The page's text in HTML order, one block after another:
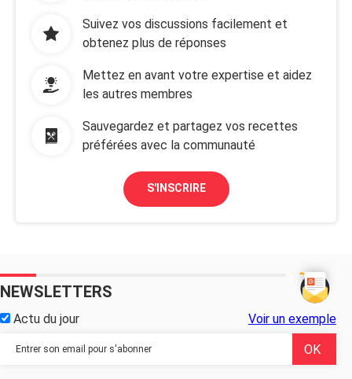
Suivez vos discussions facilement et
obtenez plus de réponses
Mettez en avant votre expertise et aidez
les autres membres
Sauvegardez et partagez vos recettes
préférées avec la communauté
S'INSCRIRE
NEWSLETTERS
Actu du jour Voir un exemple